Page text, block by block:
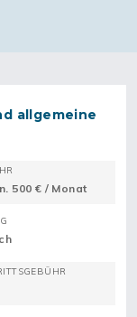
allgemeine
500 € / Monat